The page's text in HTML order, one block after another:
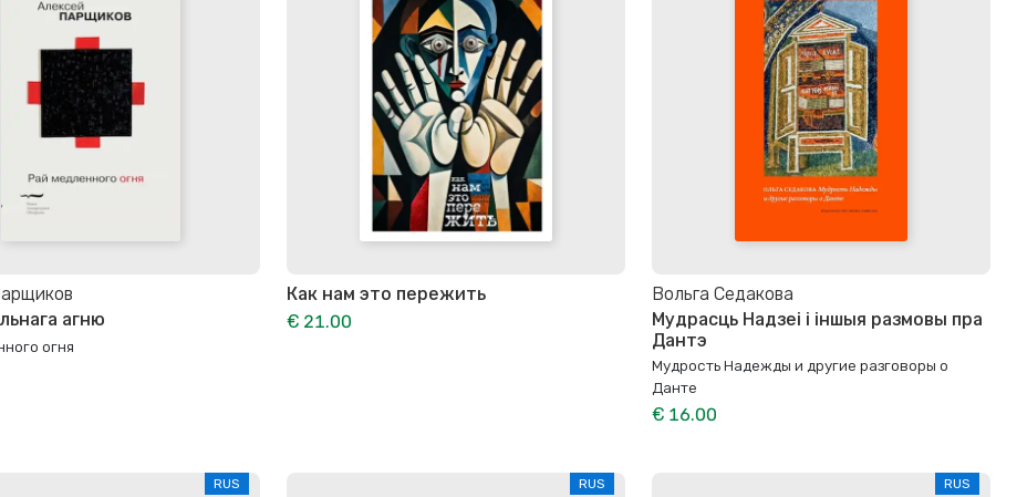
агню
огня
Как нам это пережить
€ 21.00
Вольга Седакова
Мудрасць Надзеі і іншыя размовы пра
Дантэ
Мудрость Надежды и другие разговоры о
Данте
€ 16.00
RUS RUS RUS